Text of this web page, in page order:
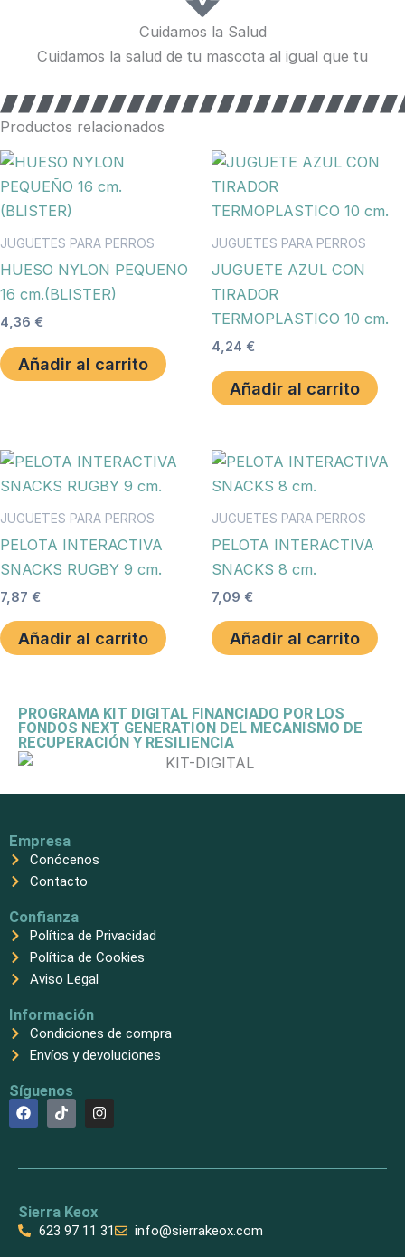
Cuidamos la Salud
Cuidamos la salud de tu mascota al igual que tu
Productos relacionados
JUGUETES PARA PERROS
HUESO NYLON PEQUEÑO
16 cm.(BLISTER)
4,36 €
Añadir al carrito
JUGUETES PARA PERROS
JUGUETE AZUL CON
TIRADOR
TERMOPLASTICO 10 cm.
4,24 €
Añadir al carrito
JUGUETES PARA PERROS
PELOTA INTERACTIVA
SNACKS RUGBY 9 cm.
7,87 €
Añadir al carrito
JUGUETES PARA PERROS
PELOTA INTERACTIVA
SNACKS 8 cm.
7,09 €
Añadir al carrito
PROGRAMA KIT DIGITAL FINANCIADO POR LOS
FONDOS NEXT GENERATION DEL MECANISMO DE
RECUPERACIÓN Y RESILIENCIA
Empresa
Conócenos
Contacto
Confianza
Política de Privacidad
Política de Cookies
Aviso Legal
Información
Condiciones de compra
Envíos y devoluciones
Síguenos
F
a
k
T
i
I
n
m
Sierra Keox
623 97 11 31 info@sierrakeox.com